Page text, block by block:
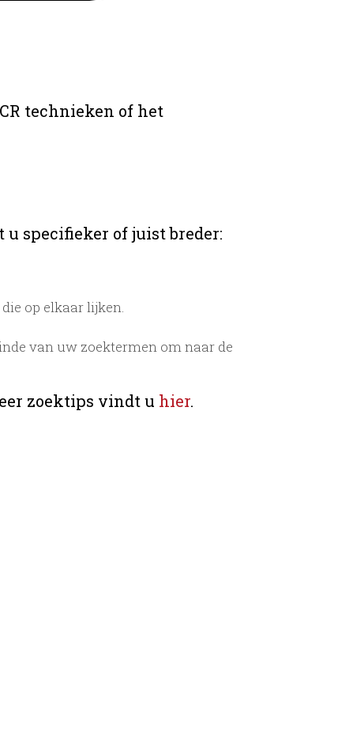
technieken of het
specifieker of juist breder:
op elkaar lijken.
van uw zoektermen om naar de
zoektips vindt u hier.